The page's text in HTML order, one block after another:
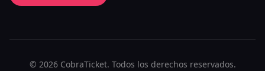
© 2026CobraTicket. Todos los derechos reservados.